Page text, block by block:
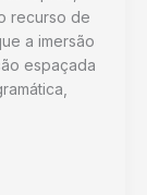
recurso de
a imersão
espaçada